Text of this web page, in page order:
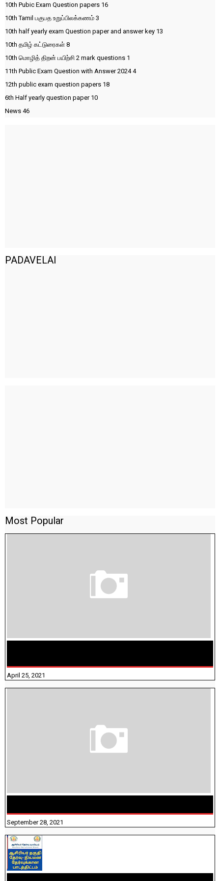
10th Pubic Exam Question papers 16
10th Tamil பகுபத உறுப்பிலக்கணம் 3
10th half yearly exam Question paper and answer key 13
10th தமிழ் கட்டுரைகள் 8
10th மொழித் திறன் பயிற்சி 2 mark questions 1
11th Public Exam Question with Answer 20244
12th public exam question papers 18
6th Half yearly question paper 10
News 46
PADAVELAI
Most Popular
April 25, 2021
September 28, 2021